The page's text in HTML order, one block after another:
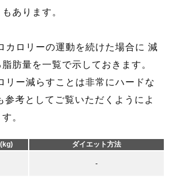
あります。
カロリーの運動を続けた場合に 減
肪量を一覧で示しておきます。
リー減らすことは非常にハードな
参考としてご覧いただくようによ
。
ダイエット方法
-